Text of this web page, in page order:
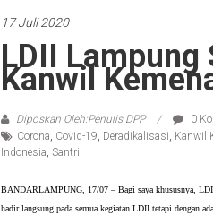
17 Juli 2020
LDII Lampung
Kanwil
Diposkan Oleh:Penulis DPP
0
Corona, Covid-19, Deradikalisasi, Kanwil
Indonesia, Santri
BANDARLAMPUNG, 17/07 – Bagi saya khususnya,
hadir langsung pada semua kegiatan LDII tetapi dengan